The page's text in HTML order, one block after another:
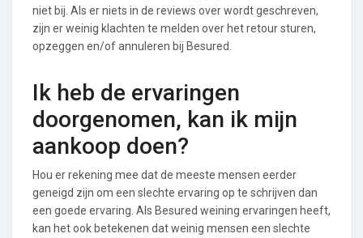
niet bij. Als er niets in de reviews over wordt geschreven,
zijn er weinig klachten te melden over het retour sturen,
opzeggen en/of annuleren bij Besured.
Ik heb de ervaringen
doorgenomen, kan ik mijn
aankoop doen?
Hou er rekening mee dat de meeste mensen eerder
geneigd zijn om een slechte ervaring op te schrijven dan
een goede ervaring. Als Besured weining ervaringen heeft,
kan het ook betekenen dat weinig mensen een slechte